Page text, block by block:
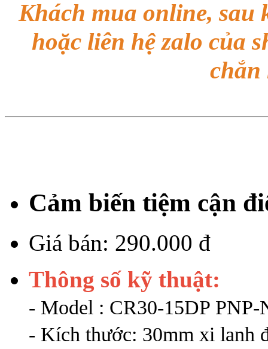
Khách mua online,
hoặc liên hệ zalo của
chắn
Cảm biến tiệm cận
Giá bán: 290.000 đ
Thông số kỹ thuật:
- Model : CR30-15DP PNP-
- Kích thước: 30mm xi lanh